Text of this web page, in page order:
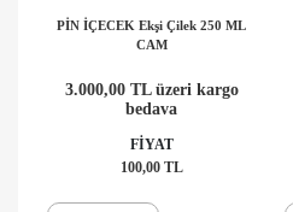
PİN İÇECEK Ekşi Çilek 250 ML
CAM
3.000,00 TL üzeri kargo
bedava
FİYAT
100,00 TL